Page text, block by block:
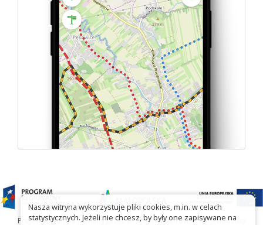
Projekt współfinansowany przez Urząd Marszałkowski Województwa
Nasza witryna wykorzystuje pliki cookies, m.in. w celach
statystycznych. Jeżeli nie chcesz, by były one zapisywane na